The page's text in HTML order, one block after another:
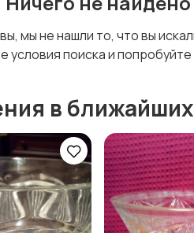
мы не нашли то, что вы
условия поиска и
в